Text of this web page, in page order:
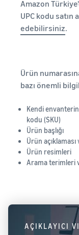
Amazon
UPC kodu satın
edebilirsiniz.
Ürün
bazı önemli
Kendi
kodu (SKU)
Ürün başlığı
Ürün
Ürün resimleri
Arama terimleri
AÇIKLAYICI